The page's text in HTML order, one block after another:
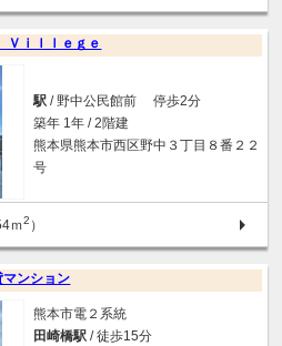
ｉｌｌｅｇｅ
駅 / 野中公民館前 停歩2分
築年 1年 / 2階建
熊本県熊本市西区野中３丁目８番２２
号
ｍ2 ）
ンション
熊本市電２系統
田崎橋駅 / 徒歩15分